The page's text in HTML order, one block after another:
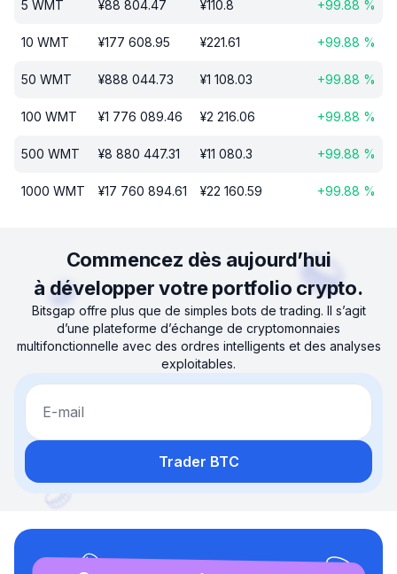
5 WMT ¥88 804.47 ¥110.8 +99.88 %
10 WMT ¥177 608.95 ¥221.61 +99.88 %
50 WMT ¥888 044.73 ¥1 108.03 +99.88 %
100 WMT ¥1 776 089.46 ¥2 216.06 +99.88 %
500 WMT ¥8 880 447.31 ¥11 080.3 +99.88 %
1000 WMT ¥17 760 894.61 ¥22 160.59 +99.88 %
Commencez dès aujourd’hui
à développer votre portfolio crypto.
Bitsgap offre plus que de simples bots de trading. Il s’agit
d’une plateforme d’échange de cryptomonnaies
multifonctionnelle avec des ordres intelligents et des analyses
exploitables.
E-mail
Trader BTC